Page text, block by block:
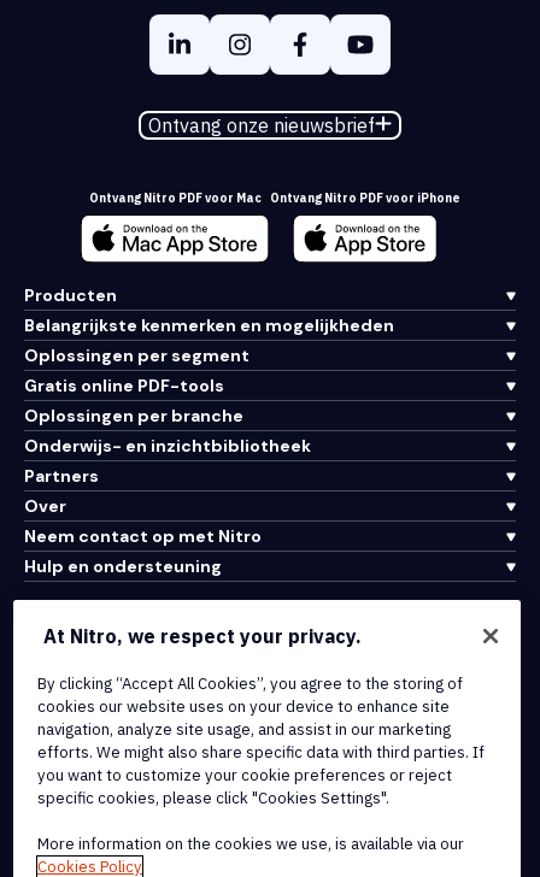
Ontvang onze nieuwsbrief
Ontvang Nitro PDF voor Mac Ontvang Nitro PDF voor iPhone
Producten
Belangrijkste kenmerken en mogelijkheden
Oplossingen per segment
Gratis online PDF-tools
Oplossingen per branche
Onderwijs- en inzichtbibliotheek
Partners
Over
Neem contact op met Nitro
Hulp en ondersteuning
Integraties en API-connectiviteit
Cookiebeleid
Copyrightbeleid
Alle voorwaarden en beleidsmaatregelen
© 2026 Nitro Software, Inc. Inc. Alle rechten voorbehouden.
Nitro, het Nitro-logo, Nitro Productivity Platform, Nitro PDF Pro, Nitro
At Nitro, we respect your privacy.
By clicking “Accept All Cookies”, you agree to the storing of
cookies our website uses on your device to enhance site
navigation, analyze site usage, and assist in our marketing
efforts. We might also share specific data with third parties. If
you want to customize your cookie preferences or reject
specific cookies, please click "Cookies Settings".
More information on the cookies we use, is available via our
Cookies Policy